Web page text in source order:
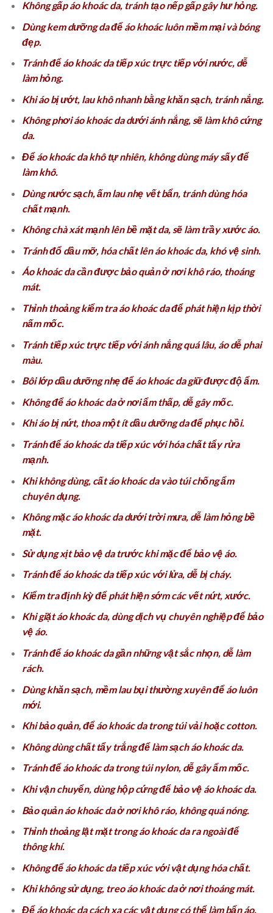
Không gấp áo khoác da, tránh tạo nếp gấp gây hư hỏng.
Dùng kem dưỡng da để áo khoác luôn mềm mại và bóng
đẹp.
Tránh để áo khoác da tiếp xúc trực tiếp với nước, dễ
làm hỏng.
Khi áo bị ướt, lau khô nhanh bằng khăn sạch, tránh nắng.
Không phơi áo khoác da dưới ánh nắng, sẽ làm khô cứng
da.
Để áo khoác da khô tự nhiên, không dùng máy sấy để
làm khô.
Dùng nước sạch, ấm lau nhẹ vết bẩn, tránh dùng hóa
chất mạnh.
Không chà xát mạnh lên bề mặt da, sẽ làm trầy xước áo.
Tránh đổ dầu mỡ, hóa chất lên áo khoác da, khó vệ sinh.
Áo khoác da cần được bảo quản ở nơi khô ráo, thoáng
mát.
Thỉnh thoảng kiểm tra áo khoác da để phát hiện kịp thời
nấm mốc.
Tránh tiếp xúc trực tiếp với ánh nắng quá lâu, áo dễ phai
màu.
Bôi lớp dầu dưỡng nhẹ để áo khoác da giữ được độ ẩm.
Không để áo khoác da ở nơi ẩm thấp, dễ gây mốc.
Khi áo bị nứt, thoa một ít dầu dưỡng da để phục hồi.
Tránh để áo khoác da tiếp xúc với hóa chất tẩy rửa
mạnh.
Khi không dùng, cất áo khoác da vào túi chống ẩm
chuyên dụng.
Không mặc áo khoác da dưới trời mưa, dễ làm hỏng bề
mặt.
Sử dụng xịt bảo vệ da trước khi mặc để bảo vệ áo.
Tránh để áo khoác da tiếp xúc với lửa, dễ bị cháy.
Kiểm tra định kỳ để phát hiện sớm các vết nứt, xước.
Khi giặt áo khoác da, dùng dịch vụ chuyên nghiệp để bảo
vệ áo.
Tránh để áo khoác da gần những vật sắc nhọn, dễ làm
rách.
Dùng khăn sạch, mềm lau bụi thường xuyên để áo luôn
mới.
Khi bảo quản, để áo khoác da trong túi vải hoặc cotton.
Không dùng chất tẩy trắng để làm sạch áo khoác da.
Tránh để áo khoác da trong túi nylon, dễ gây ẩm mốc.
Khi vận chuyển, dùng hộp cứng để bảo vệ áo khoác da.
Bảo quản áo khoác da ở nơi khô ráo, không quá nóng.
Thỉnh thoảng lật mặt trong áo khoác da ra ngoài để
thông khí.
Không để áo khoác da tiếp xúc với vật dụng hóa chất.
Khi không sử dụng, treo áo khoác da ở nơi thoáng mát.
Để áo khoác da cách xa các vật dụng có thể làm bẩn áo.